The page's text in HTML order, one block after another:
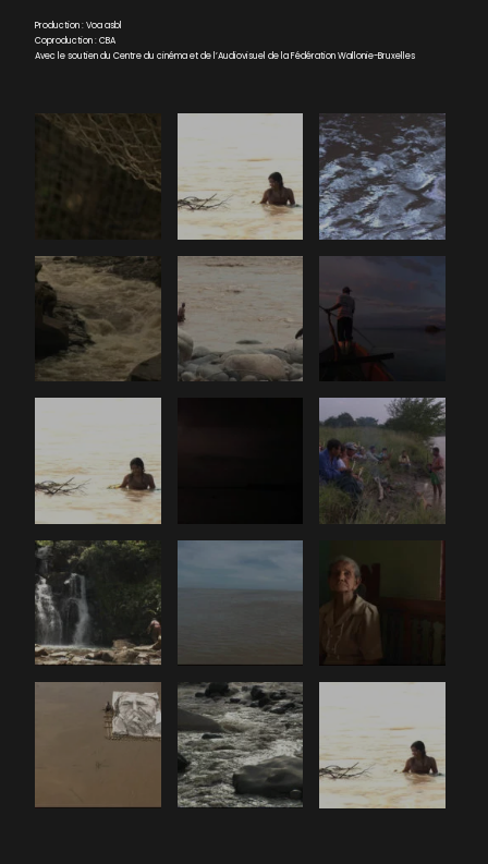
Production : Voa asbl
Coproduction : CBA
Avec le soutien du Centre du cinéma et de l’Audiovisuel de la Fédération Wallonie-Bruxelles